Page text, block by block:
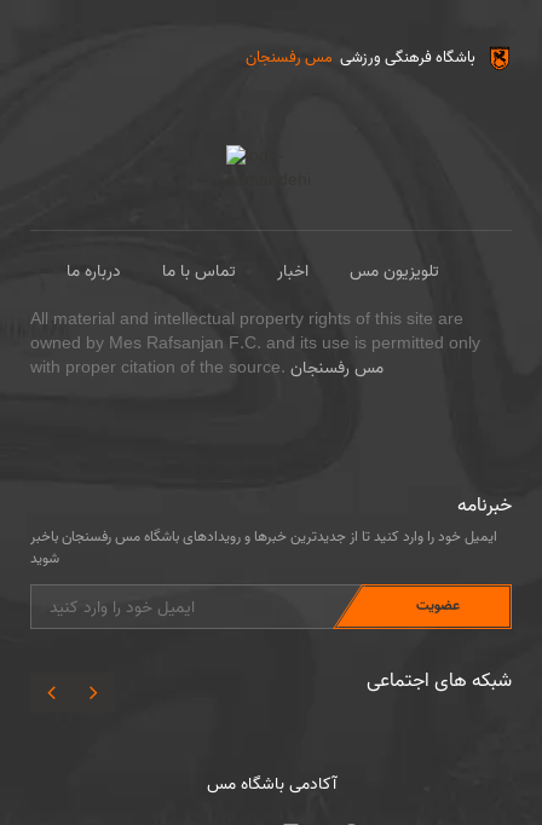
مس رفسنجان باشگاه فرهنگی ورزشی
درباره ما تماس با ما اخبار
تلویزیون مس
All material and intellectual property rights of this site are
owned by Mes Rafsanjan F.C. and its use is permitted only
with proper citation of the source. مس رفسنجان
خبرنامه
ایمیل خود را وارد کنید تا از جدیدترین خبرها و رویدادهای باشگاه مس رفسنجان باخبر
شوید
شبکه های اجتماعی
آکادمی باشگاه مس